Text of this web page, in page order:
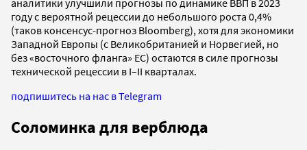
году с вероятной рецессии до небольшого роста 0,4%
(таков консенсус-прогноз Bloomberg), хотя для экономики
Западной Европы (с Великобританией и Норвегией, но
без «восточного фланга» ЕС) остаются в силе прогнозы
технической рецессии в I–II кварталах.
подпишитесь на нас в Telegram
Соломинка для верблюда